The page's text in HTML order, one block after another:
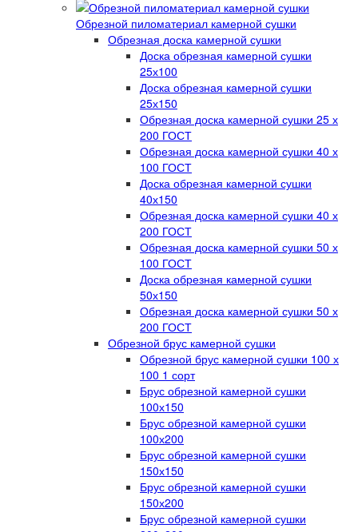
Обрезной пиломатериал камерной сушки
Обрезная доска камерной сушки
Доска обрезная камерной сушки
25х100
Доска обрезная камерной сушки
25х150
Обрезная доска камерной сушки 25 х
200 ГОСТ
Обрезная доска камерной сушки 40 х
100 ГОСТ
Доска обрезная камерной сушки
40х150
Обрезная доска камерной сушки 40 х
200 ГОСТ
Обрезная доска камерной сушки 50 х
100 ГОСТ
Доска обрезная камерной сушки
50х150
Обрезная доска камерной сушки 50 х
200 ГОСТ
Обрезной брус камерной сушки
Обрезной брус камерной сушки 100 х
100 1 сорт
Брус обрезной камерной сушки
100х150
Брус обрезной камерной сушки
100х200
Брус обрезной камерной сушки
150х150
Брус обрезной камерной сушки
150х200
Брус обрезной камерной сушки